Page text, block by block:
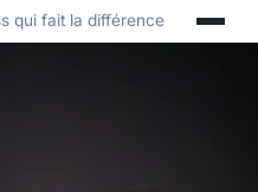
qui fait la différence